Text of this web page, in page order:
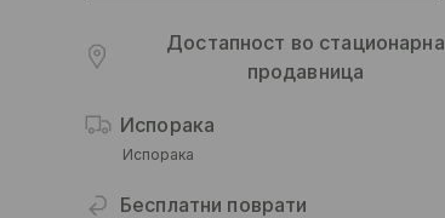
Достапност во стационарна
продавница
Испорака
Испорака
Бесплатни поврати